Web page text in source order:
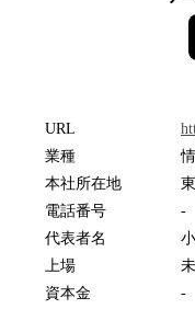
URL
業種
本社所在地
電話番号
-
代表者名
上場
資本金
-